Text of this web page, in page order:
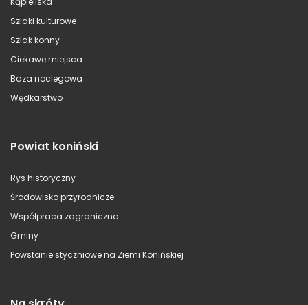
Szlaki kulturowe
Szlak konny
Ciekawe miejsca
Baza noclegowa
Wędkarstwo
Powiat koniński
Rys historyczny
Środowisko przyrodnicze
Współpraca zagraniczna
Gminy
Powstanie styczniowe na Ziemi Konińskiej